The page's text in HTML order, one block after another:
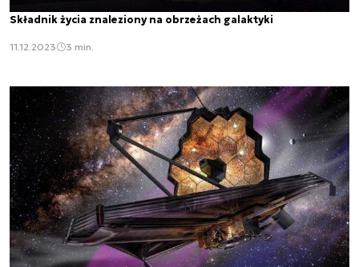
Składnik życia znaleziony na obrzeżach galaktyki
11.12.2023 3 min.